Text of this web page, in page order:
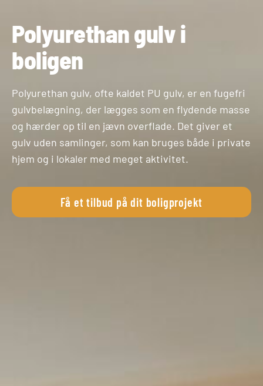
Polyurethan gulv i
boligen
Polyurethan gulv, ofte kaldet PU gulv, er en fugefri
gulvbelægning, der lægges som en flydende masse
og hærder op til en jævn overflade. Det giver et
gulv uden samlinger, som kan bruges både i private
hjem og i lokaler med meget aktivitet.
Få et tilbud på dit boligprojekt